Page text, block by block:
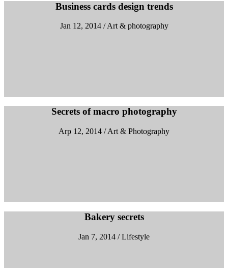
Business cards design trends
Jan 12, 2014 / Art & photography
Secrets of macro photography
Arp 12, 2014 / Art & Photography
Bakery secrets
Jan 7, 2014 / Lifestyle